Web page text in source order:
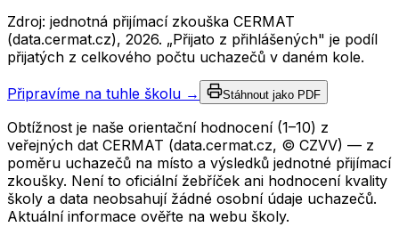
Zdroj: jednotná přijímací zkouška CERMAT
(data.cermat.cz), 2026. „Přijato z přihlášených" je podíl
přijatých z celkového počtu uchazečů v daném kole.
Připravíme na tuhle školu → Stáhnout jako PDF
Obtížnost je naše orientační hodnocení (1–10) z
veřejných dat CERMAT (data.cermat.cz, © CZVV) — z
poměru uchazečů na místo a výsledků jednotné přijímací
zkoušky. Není to oficiální žebříček ani hodnocení kvality
školy a data neobsahují žádné osobní údaje uchazečů.
Aktuální informace ověřte na webu školy.